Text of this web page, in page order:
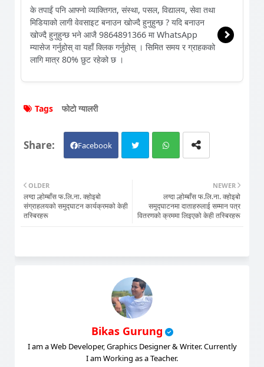
के तपाईं पनि आफ्नो व्याक्तिगत, संस्था, पसल, विद्यालय, सेवा तथा
मिडियाको लागी वेवसाइट बनाउन खोज्दै हुनुहुन्छ ? यदि बनाउन
खोज्दै हुनुहुन्छ भने आजै 9864891366 मा WhatsApp
म्यासेज गर्नुहोस् वा यहाँ क्लिक गर्नुहोस् । सिमित समय र ग्राहकको
लागि मात्र 80% छुट रहेको छ ।
Tags फोटो ग्यालरी
Facebook
atsa
NEWER
लग्दा ल्होम्बाँस फ.लि.ना. क्होइबो
समुद्घाटनमा दाताहरुलाई सम्मान पत्र
वितरणको क्रममा लिइएको केही तस्बिरहरू
OLDER
लग्दा ल्होम्बाँस फ.लि.ना. क्होइबो
संग्राहलयको समुद्घाटन कार्यक्रमको केही
तस्बिरहरू
Bikas Gurung
I am a Web Developer, Graphics Designer & Writer. Currently
I am Working as a Teacher.